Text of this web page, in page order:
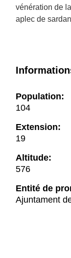
vénération de
aplec de
Population:
104
Extension:
19
Altitude:
576
Entité de
Ajuntament